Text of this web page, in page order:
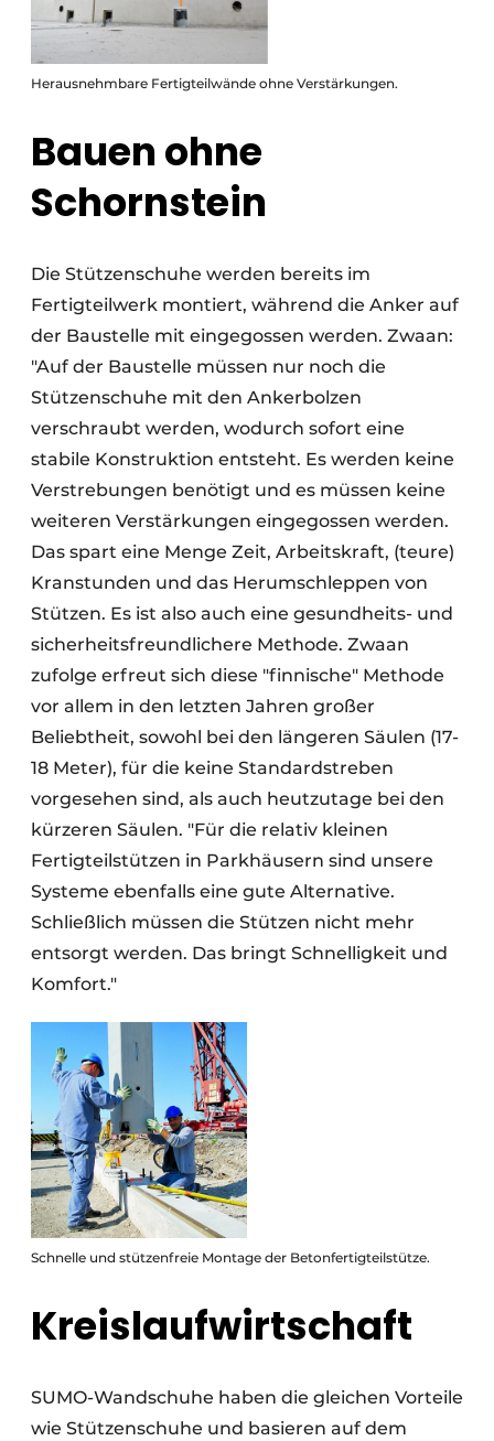
Herausnehmbare Fertigteilwände ohne Verstärkungen.
Bauen ohne
Schornstein
Die Stützenschuhe werden bereits im
Fertigteilwerk montiert, während die Anker auf
der Baustelle mit eingegossen werden. Zwaan:
"Auf der Baustelle müssen nur noch die
Stützenschuhe mit den Ankerbolzen
verschraubt werden, wodurch sofort eine
stabile Konstruktion entsteht. Es werden keine
Verstrebungen benötigt und es müssen keine
weiteren Verstärkungen eingegossen werden.
Das spart eine Menge Zeit, Arbeitskraft, (teure)
Kranstunden und das Herumschleppen von
Stützen. Es ist also auch eine gesundheits- und
sicherheitsfreundlichere Methode. Zwaan
zufolge erfreut sich diese "finnische" Methode
vor allem in den letzten Jahren großer
Beliebtheit, sowohl bei den längeren Säulen (17-
18 Meter), für die keine Standardstreben
vorgesehen sind, als auch heutzutage bei den
kürzeren Säulen. "Für die relativ kleinen
Fertigteilstützen in Parkhäusern sind unsere
Systeme ebenfalls eine gute Alternative.
Schließlich müssen die Stützen nicht mehr
entsorgt werden. Das bringt Schnelligkeit und
Komfort."
Schnelle und stützenfreie Montage der Betonfertigteilstütze.
Kreislaufwirtschaft
SUMO-Wandschuhe haben die gleichen Vorteile
wie Stützenschuhe und basieren auf dem